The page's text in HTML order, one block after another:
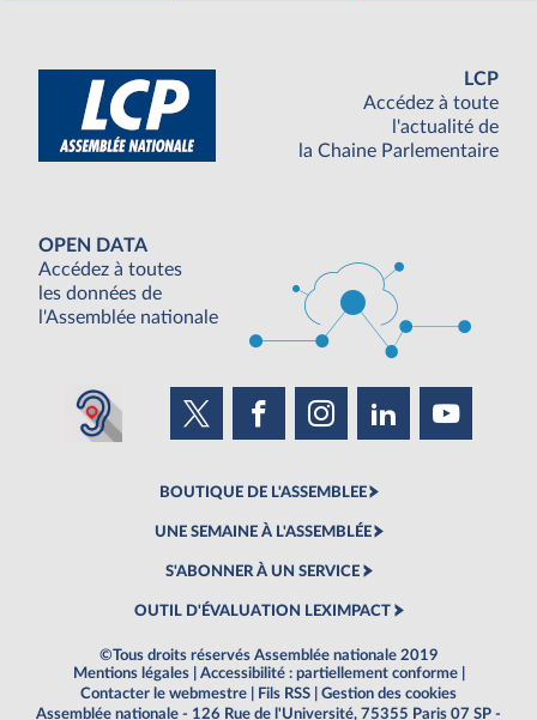
LCP
Accédez à toute
l'actualité de
la Chaine Parlementaire
OPEN DATA
Accédez à toutes
les données de
l'Assemblée nationale
BOUTIQUE DE L'ASSEMBLEE
UNE SEMAINE À L'ASSEMBLÉE
S'ABONNER À UN SERVICE
OUTIL D'ÉVALUATION LEXIMPACT
©Tous droits réservés Assemblée nationale 2019
Mentions légales
Accessibilité : partiellement conforme
Contacter le webmestre
Fils RSS
Gestion des cookies
Assemblée nationale - 126 Rue de l'Université, 75355 Paris 07 SP -